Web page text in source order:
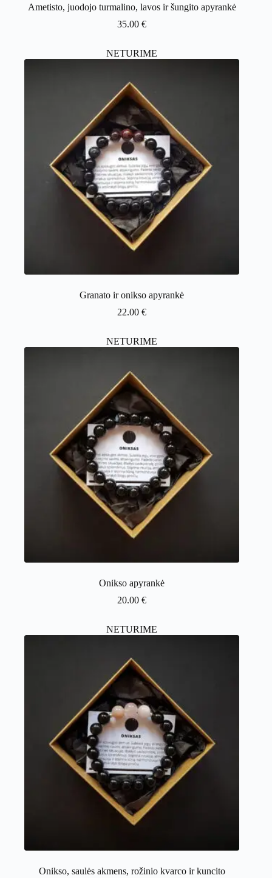
Ametisto, juodojo turmalino, lavos ir šungito apyrankė
35.00€
NETURIME
Granato ir onikso apyrankė
22.00€
NETURIME
Onikso apyrankė
20.00€
NETURIME
Onikso, saulės akmens, rožinio kvarco ir kuncito